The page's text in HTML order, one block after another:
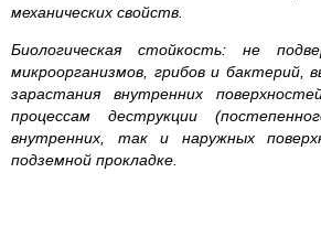
механических свойств.
Биологическая стойкость: не
микроорганизмов, грибов и бактерий,
зарастания внутренних
процессам деструкции
внутренних, так и наружных
подземной прокладке.